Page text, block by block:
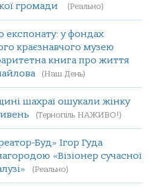
громади
(Реально)
експонату: у фондах
краєзнавчого музею
книга про життя
(Наш День)
шахраї ошукали жінку
(Тернопіль НАЖИВО!)
Буд» Ігор Гуда
«Візіонер сучасної
(Реально)